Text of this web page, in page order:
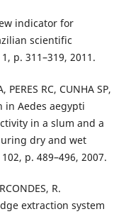
indicator for
scientific
p. 311–319, 2011.
PERES RC, CUNHA SP,
in Aedes aegypti
in a slum and a
dry and wet
p. 489–496, 2007.
R.
extraction system